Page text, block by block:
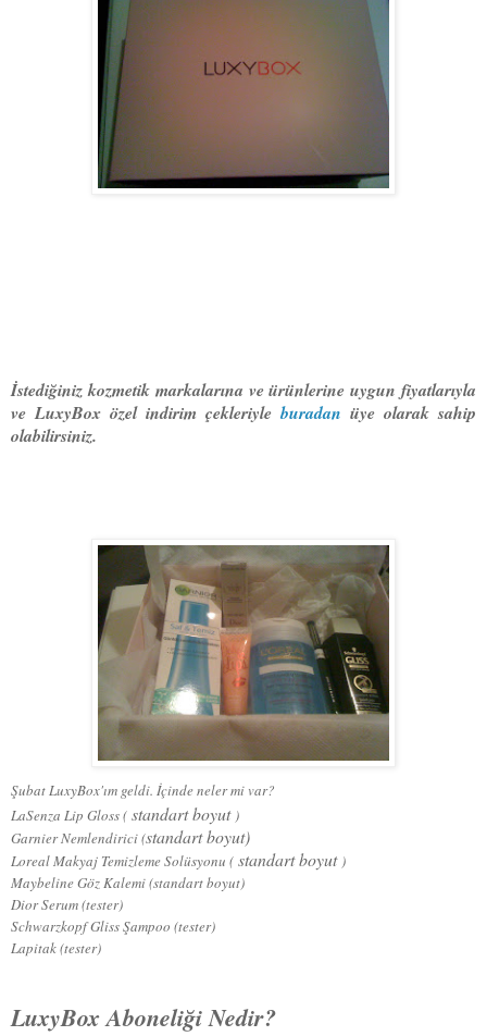
İstediğiniz kozmetik markalarına ve ürünlerine uygun fiyatlarıyla
ve LuxyBox özel indirim çekleriyleburadanüye olarak sahip
olabilirsiniz.
Şubat LuxyBox'ım geldi. İçinde neler mi var?
LaSenza Lip Gloss ( standart boyut )
Garnier Nemlendirici (standart boyut)
Loreal Makyaj Temizleme Solüsyonu ( standart boyut )
Maybeline Göz Kalemi (standart boyut)
Dior Serum (tester)
Schwarzkopf Gliss Şampoo (tester)
Lapitak (tester)
LuxyBox Aboneliği Nedir?